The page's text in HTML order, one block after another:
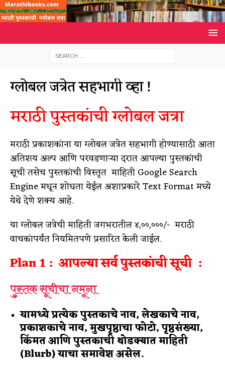
ग्लोबल जत्रेत सहभागी व्हा !
मराठी पुस्तकांची ग्लोबल जत्रा
मराठी प्रकाशकांना या ग्लोबल जत्रेत सहभागी होण्यासाठी आता
अतिशय अल्प आणि परवडणाऱ्या दरात आपल्या पुस्तकांची
सूची तसेच पुस्तकांची विस्तृत माहिती Google Search
Engine मधून शोधता येईल अशाप्रकारे Text Format मध्ये
येथे देणे शक्य आहे.
या ग्लोबल जत्रेची माहिती जगभरातील ४,००,०००/- मराठी
वाचकांपर्यंत नियमितपणे प्रसारित केली जाईल.
Plan 1 : आपल्या सर्व पुस्तकांची सूची :
पुस्तक सूचीचा नमूना
यामध्ये प्रत्येक पुस्तकाचे नाव, लेखकाचे नाव,
प्रकाशकाचे नाव, मुखपृष्ठाचा फोटो, पृष्ठसंख्या,
किंमत आणि पुस्तकाची थोडक्यात माहिती
(Blurb) याचा समावेश असेल.